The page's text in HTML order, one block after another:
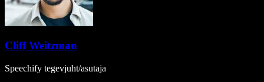
Cliff Weitzman
Speechify tegevjuht/asutaja